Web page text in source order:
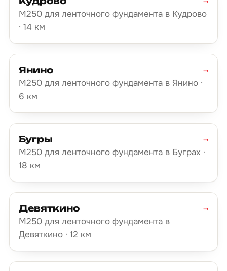
М250 для ленточного фундамента в Кудрово
· 14 км
Янино
М250 для ленточного фундамента в Янино ·
6 км
→
Бугры
М250 для ленточного фундамента в Буграх ·
18 км
→
Девяткино
М250 для ленточного фундамента в
Девяткино · 12 км
→